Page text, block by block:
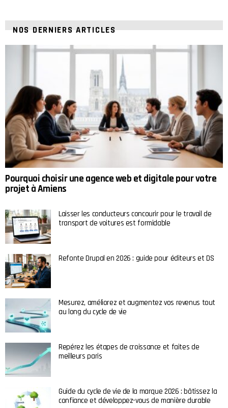
NOS DERNIERS ARTICLES
Pourquoi choisir une agence web et digitale pour votre
projet à Amiens
Laisser les conducteurs concourir pour le travail de
transport de voitures est formidable
Refonte Drupal en 2026 : guide pour éditeurs et DS
Mesurez, améliorez et augmentez vos revenus tout
au long du cycle de vie
Repérez les étapes de croissance et faites de
meilleurs paris
Guide du cycle de vie de la marque 2026 : bâtissez la
confiance et développez-vous de manière durable